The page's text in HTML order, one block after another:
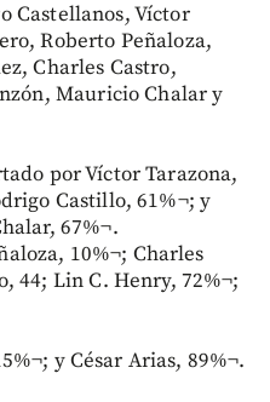
Castellanos, Víctor
Roberto Peñaloza,
Charles Castro,
Mauricio Chalar y
por Víctor Tarazona,
Castillo, 61%¬; y
67%¬.
10%¬; Charles
44; Lin C. Henry, 72%¬;
y César Arias, 89%¬.